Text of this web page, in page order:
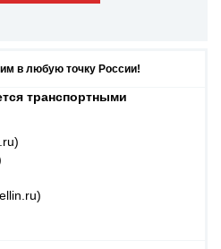
в любую точку России!
транспортными